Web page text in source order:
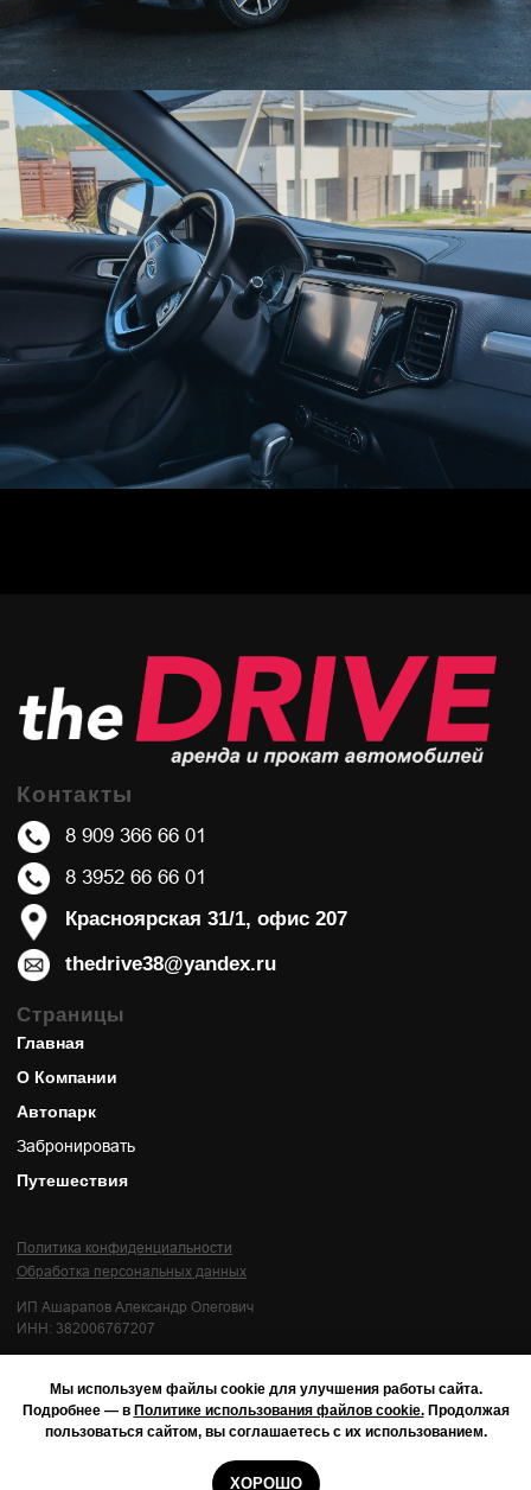
Страницы
Контакты
8 909 366 66 01
ИП Ашарапов Александр Олегович
ИНН: 382006767207
Обработка персональных данных
Политика конфиденциальности
© Made in Adett 2026
Красноярская 31/1, офис 207
8 3952 66 66 01
thedrive38@yandex.ru
Путешествия
Забронировать
Автопарк
О Компании
Главная
Мы используем файлы cookie для улучшения работы сайта.
Подробнее — в Политике использования файлов cookie.Продолжая
пользоваться сайтом, вы соглашаетесь с их использованием.
ХОРОШО